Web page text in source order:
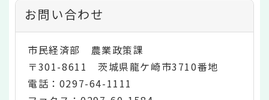
お問い合わせ
市民経済部 農業政策課
〒301-8611 茨城県龍ケ崎市3710番地
電話：0297-64-1111